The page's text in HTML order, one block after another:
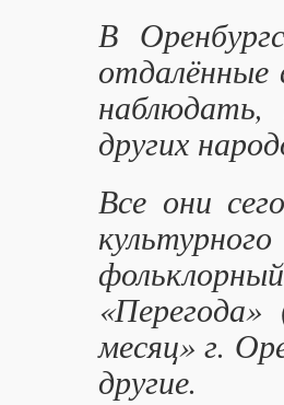
В
отдалённые
наблюдать,
других
Все они
месяц» г.
другие.